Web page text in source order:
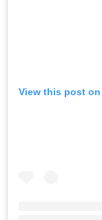
View this post